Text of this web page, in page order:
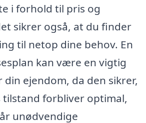
i forhold til pris og
sikrer også, at du finder
til netop dine behov. En
kan være en vigtig
ejendom, da den sikrer,
tilstand forbliver optimal,
unødvendige